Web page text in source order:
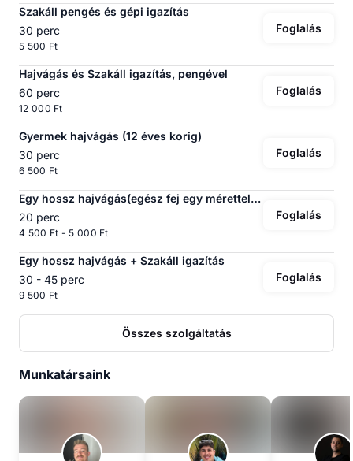
Szakáll pengés és gépi igazítás
30 perc
5 500 Ft
Foglalás
Hajvágás és Szakáll igazítás, pengével
60 perc
12 000 Ft
Foglalás
Gyermek hajvágás (12 éves korig)
30 perc
6 500 Ft
Foglalás
Egy hossz hajvágás(egész fej egy mérettel vagy kopaszra)
20 perc
4 500 Ft - 5 000 Ft
Foglalás
Egy hossz hajvágás + Szakáll igazítás
30 - 45 perc
9 500 Ft
Foglalás
Összes szolgáltatás
Munkatársaink